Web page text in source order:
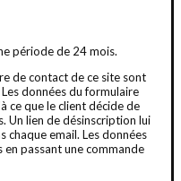
période de 24 mois.
de contact de ce site sont
données du formulaire
ce que le client décide de
Un lien de désinscription lui
email. Les données
passant une commande